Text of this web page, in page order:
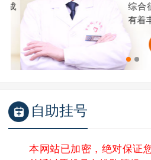
综合
有着丰
自助挂号
本网站已加密，绝对保证